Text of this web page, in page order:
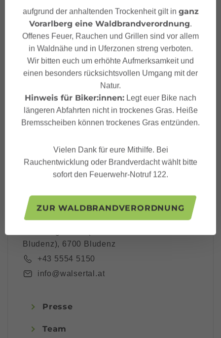
Dein Großes Walsertal
Newsletter
Ich akzeptiere dieDatenschutzbestimmungen
Großes Walsertal Tourismus
Bludenz), 6700 Bludenz
+43 5554 5150
info@walsertal.at
Presse
Team
aufgrund der anhaltenden Trockenheit gilt in ganz
Vorarlberg eine Waldbrandverordnung.
Offenes Feuer, Rauchen und Grillen sind vor allem
in Waldnähe und in Uferzonen streng verboten.
Wir bitten euch um erhöhte Aufmerksamkeit und
einen besonders rücksichtsvollen Umgang mit der
Natur.
Hinweis für Biker:innen: Legt euer Bike nach
längeren Abfahrten nicht in trockenes Gras. Heiße
Bremsscheiben können trockenes Gras entzünden.
Vielen Dank für eure Mithilfe. Bei
Rauchentwicklung oder Brandverdacht wählt bitte
sofort den Feuerwehr-Notruf 122.
ZUR WALDBRANDVERORDNUNG